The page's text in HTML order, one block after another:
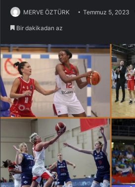
MERVE ÖZTÜRK Temmuz 5, 2023
Bir dakikadan az